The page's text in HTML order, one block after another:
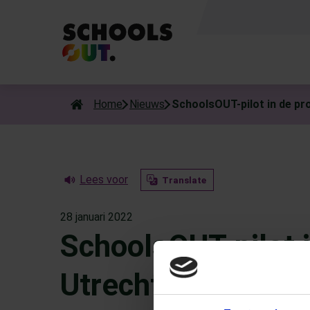
Als de resultaten voor automatisch aanvullen beschikbaar
Home Nieuws SchoolsOUT-pilot in de
Lees voor Translate
28 januari 2022
SchoolsOUT-pilot
Utrecht